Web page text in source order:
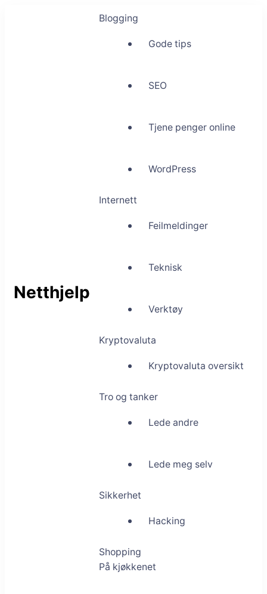
Netthjelp
Blogging
Gode tips
SEO
Tjene penger online
WordPress
Internett
Feilmeldinger
Teknisk
Verktøy
Kryptovaluta
Kryptovaluta oversikt
Tro og tanker
Lede andre
Lede meg selv
Sikkerhet
Hacking
Shopping
På kjøkkenet